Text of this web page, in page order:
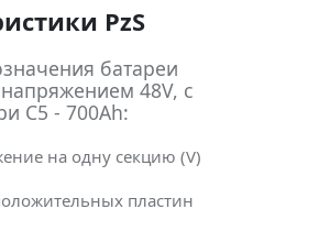
PzS
батареи
напряжением 48V, с
C5 - 700Ah:
на одну секцию (V)
пластин